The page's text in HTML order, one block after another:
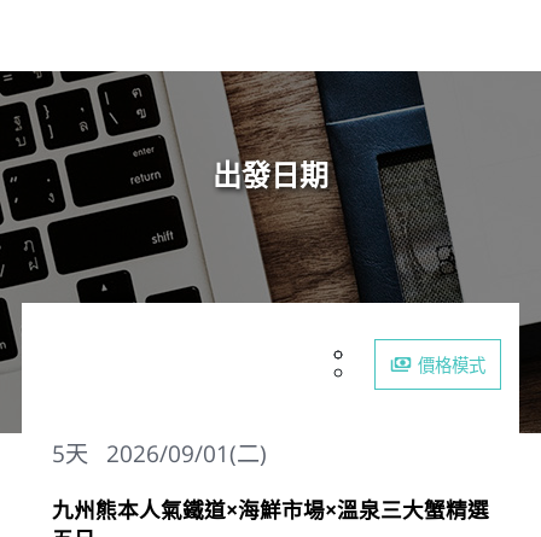
出發日期
價格模式
2026/09/01(二)
5天
九州熊本人氣鐵道×海鮮市場×溫泉三大蟹精選